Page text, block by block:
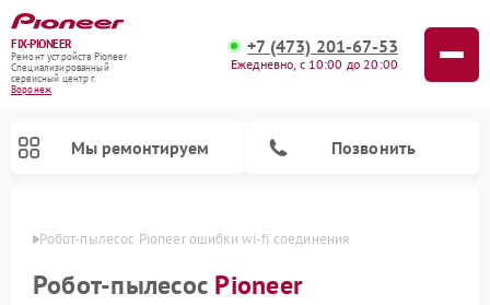
FIX-PIONEER
Ремонт устройств Pioneer
Специализированный
cервисный центр г.
Воронеж
+7 (473) 201-67-53
Ежедневно, с 10:00 до 20:00
Мы ремонтируем Позвонить
Робот-пылесос Pioneer ошибки wi-fi соединения
Робот-пылесос Pioneer